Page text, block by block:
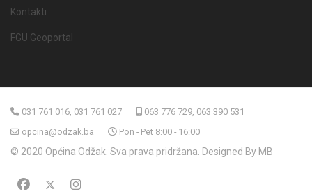
Kontakti
FGU Geoportal
031 761 016, 031 761 027
063 776 729, 063 390 531
opcina@odzak.ba
Pon - Pet 8:00 - 16:00
© 2020 Općina Odžak. Sva prava pridržana. Designed By MB